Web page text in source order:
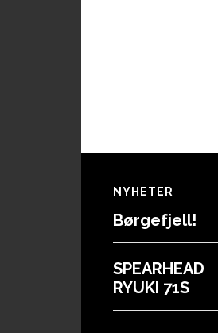
Footer
NYHETER
Børgefjell!
SPEARHEAD
RYUKI 71S